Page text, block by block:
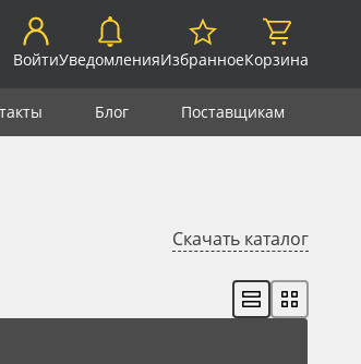
ВойтиУведомленияИзбранноеКорзина
Блог Поставщикам
Скачать каталог